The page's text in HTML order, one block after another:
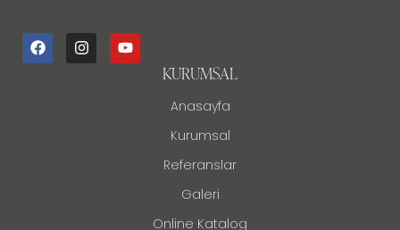
KURUMSAL
Anasayfa
Kurumsal
Referanslar
Galeri
Online Katalog